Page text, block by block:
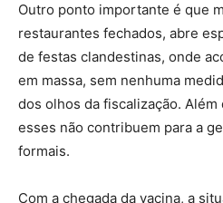
Outro ponto importante é que
restaurantes fechados, abre
de festas clandestinas, onde
em massa, sem nenhuma
dos olhos da fiscalização.
esses não contribuem para a
formais.
Com a chegada da vacina, a